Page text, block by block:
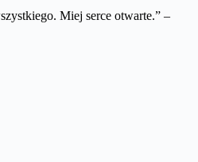
Miej serce otwarte.” –